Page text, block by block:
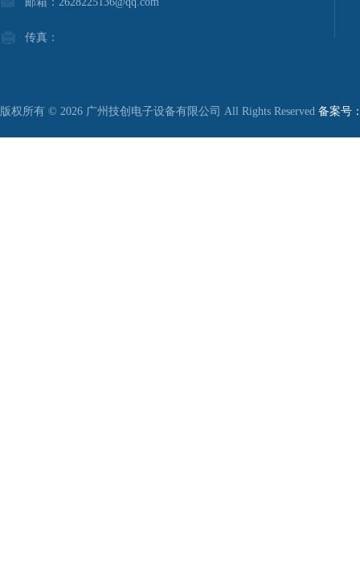
传真：
版权所有 © 2026 广州技创电子设备有限公司 All Rights Reserved 备案号